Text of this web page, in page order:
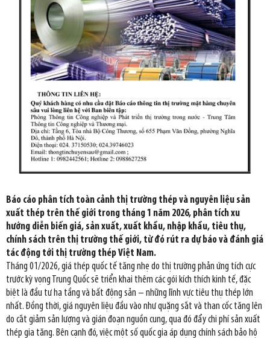
Báo cáo phân tích toàn cảnh thị trường thép và nguyên liệu sản
xuất thép trên thế giới trong tháng 1 năm 2026, phân tích xu
hướng diễn biến giá, sản xuất, xuất khẩu, nhập khẩu, tiêu thụ,
chính sách trên thị trường thế giới, từ đó rút ra dự báo và đánh giá
tác động tới thị trường thép Việt Nam.
Tháng 01/2026, giá thép quốc tế tăng nhẹ do thị trường phản ứng tích cực
trước kỳ vọng Trung Quốc sẽ triển khai thêm các gói kích thích kinh tế, đặc
biệt là đầu tư hạ tầng và bất động sản – những lĩnh vực tiêu thụ thép lớn
nhất. Đồng thời, giá nguyên liệu đầu vào như quặng sắt và than cốc tăng lên
do cắt giảm sản lượng và gián đoạn nguồn cung, qua đó đẩy chi phí sản xuất
thép gia tăng. Bên cạnh đó, việc một số quốc gia áp dụng chính sách bảo hộ